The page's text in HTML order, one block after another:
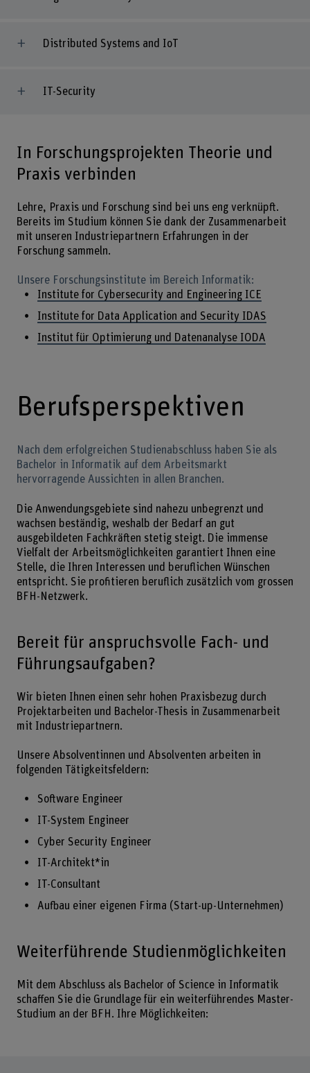
Distributed Systems and IoT
IT-Security
In Forschungsprojekten Theorie und
Praxis verbinden
Lehre, Praxis und Forschung sind bei uns eng verknüpft.
Bereits im Studium können Sie dank der Zusammenarbeit
mit unseren Industriepartnern Erfahrungen in der
Forschung sammeln.
Unsere Forschungsinstitute im Bereich Informatik:
Institute for Cybersecurity and Engineering ICE
Institute for Data Application and Security IDAS
Institut für Optimierung und Datenanalyse IODA
Berufsperspektiven
Nach dem erfolgreichen Studienabschluss haben Sie als
Bachelor in Informatik auf dem Arbeitsmarkt
hervorragende Aussichten in allen Branchen.
Die Anwendungsgebiete sind nahezu unbegrenzt und
wachsen beständig, weshalb der Bedarf an gut
ausgebildeten Fachkräften stetig steigt. Die immense
Vielfalt der Arbeitsmöglichkeiten garantiert Ihnen eine
Stelle, die Ihren Interessen und beruflichen Wünschen
entspricht. Sie profitieren beruflich zusätzlich vom grossen
BFH-Netzwerk.
Bereit für anspruchsvolle Fach- und
Führungsaufgaben?
Wir bieten Ihnen einen sehr hohen Praxisbezug durch
Projektarbeiten und Bachelor-Thesis in Zusammenarbeit
mit Industriepartnern.
Unsere Absolventinnen und Absolventen arbeiten in
folgenden Tätigkeitsfeldern:
Software Engineer
IT-System Engineer
Cyber Security Engineer
IT-Architekt*in
IT-Consultant
Aufbau einer eigenen Firma (Start-up-Unternehmen)
Weiterführende Studienmöglichkeiten
Mit dem Abschluss als Bachelor of Science in Informatik
schaffen Sie die Grundlage für ein weiterführendes Master-
Studium an der BFH. Ihre Möglichkeiten: